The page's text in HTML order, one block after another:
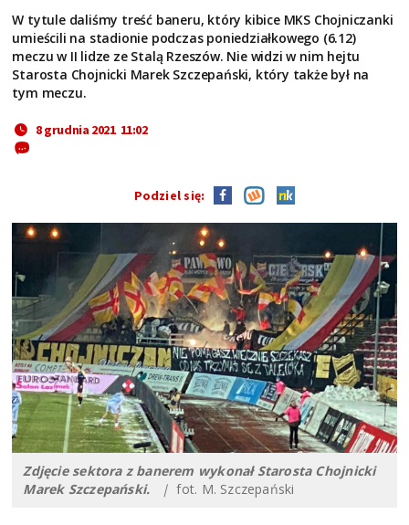
W tytule daliśmy treść baneru, który kibice MKS Chojniczanki
umieścili na stadionie podczas poniedziałkowego (6.12)
meczu w II lidze ze Stalą Rzeszów. Nie widzi w nim hejtu
Starosta Chojnicki Marek Szczepański, który także był na
tym meczu.
8 grudnia 2021 11:02
Podziel się:
Zdjęcie sektora z banerem wykonał Starosta Chojnicki
Marek Szczepański. | fot. M. Szczepański